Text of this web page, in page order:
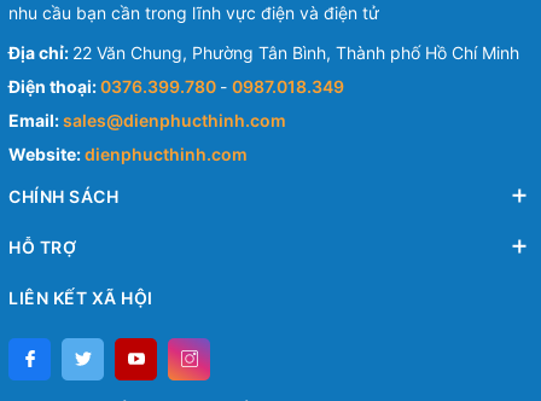
nhu cầu bạn cần trong lĩnh vực điện và điện tử
Địa chỉ: 22 Văn Chung, Phường Tân Bình, Thành phố Hồ Chí Minh
Điện thoại:0376.399.780 - 0987.018.349
Email:sales@dienphucthinh.com
Website:dienphucthinh.com
CHÍNH SÁCH
HỖ TRỢ
LIÊN KẾT XÃ HỘI